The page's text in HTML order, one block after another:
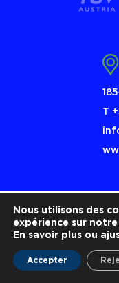
Τ
Nous utilisons des
expérience sur
En savoir plus ou
Accepter